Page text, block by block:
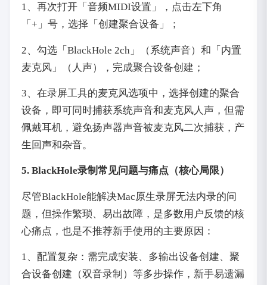
1、再次打开「音频MIDI设置」，点击左下角
「+」号，选择「创建聚合设备」；
2、勾选「BlackHole 2ch」（系统声音）和「内置
麦克风」（人声），完成聚合设备创建；
3、在录屏工具的麦克风选项中，选择创建的聚合
设备，即可同时捕获系统声音和麦克风人声，但需
佩戴耳机，避免扬声器声音被麦克风二次捕获，产
生回声和杂音。
5. BlackHole录制常见问题与痛点（核心局限）
尽管BlackHole能解决Mac原生录屏无法内录的问
题，但操作繁琐、易出故障，是多数用户反馈的核
心痛点，也是不推荐新手使用的主要原因：
1、配置复杂：需完成安装、多输出设备创建、聚
合设备创建（双音录制）等多步操作，新手易遗漏